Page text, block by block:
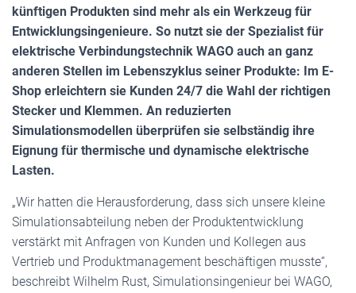
künftigen Produkten sind mehr als ein Werkzeug für
Entwicklungsingenieure. So nutzt sie der Spezialist für
elektrische Verbindungstechnik WAGO auch an ganz
anderen Stellen im Lebenszyklus seiner Produkte: Im E-
Shop erleichtern sie Kunden 24/7 die Wahl der richtigen
Stecker und Klemmen. An reduzierten
Simulationsmodellen überprüfen sie selbständig ihre
Eignung für thermische und dynamische elektrische
Lasten.
„Wir hatten die Herausforderung, dass sich unsere kleine
Simulationsabteilung neben der Produktentwicklung
verstärkt mit Anfragen von Kunden und Kollegen aus
Vertrieb und Produktmanagement beschäftigen musste“,
beschreibt Wilhelm Rust, Simulationsingenieur bei WAGO,